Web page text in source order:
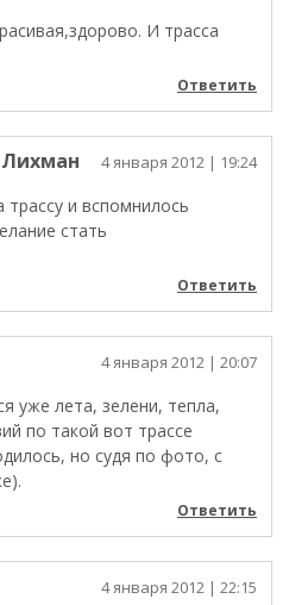
И трасса
Ответить
Лихман 4 января 2012 | 19:24
и вспомнилось
стать
Ответить
4 января 2012 | 20:07
уже лета, зелени, тепла,
по такой вот трассе
но судя по фото, с
Ответить
4 января 2012 | 22:15